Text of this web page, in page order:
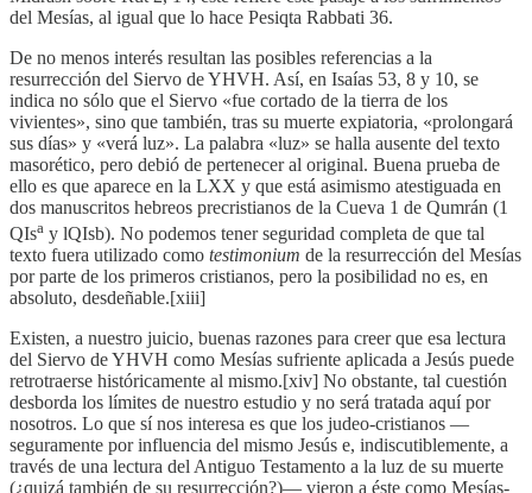
del Mesías, al igual que lo hace Pesiqta Rabbati 36.
De no menos interés resultan las posibles referencias a la
resurrección del Siervo de YHVH. Así, en Isaías 53, 8 y 10, se
indica no sólo que el Siervo «fue cortado de la tierra de los
vivientes», sino que también, tras su muerte expiatoria, «prolongará
sus días» y «verá luz». La palabra «luz» se halla ausente del texto
masorético, pero debió de pertenecer al original. Buena prueba de
ello es que aparece en la LXX y que está asimismo atestiguada en
dos manuscritos hebreos precristianos de la Cueva 1 de Qumrán (1
QIsa y lQIsb). No podemos tener seguridad completa de que tal
texto fuera utilizado como testimonium de la resurrección del Mesías
por parte de los primeros cristianos, pero la posibilidad no es, en
absoluto, desdeñable.[xiii]
Existen, a nuestro juicio, buenas razones para creer que esa lectura
del Siervo de YHVH como Mesías sufriente aplicada a Jesús puede
retrotraerse históricamente al mismo.[xiv] No obstante, tal cuestión
desborda los límites de nuestro estudio y no será tratada aquí por
nosotros. Lo que sí nos interesa es que los judeo-cristianos —
seguramente por influencia del mismo Jesús e, indiscutiblemente, a
través de una lectura del Antiguo Testamento a la luz de su muerte
(¿quizá también de su resurrección?)— vieron a éste como Mesías-